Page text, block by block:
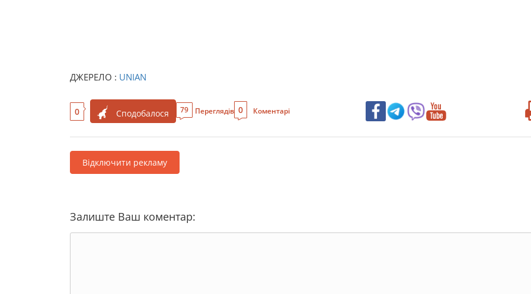
ДЖЕРЕЛО : UNIAN
0 Сподобалося 79 Переглядів 0 Коментарі
Відключити рекламу
Залиште Ваш коментар: